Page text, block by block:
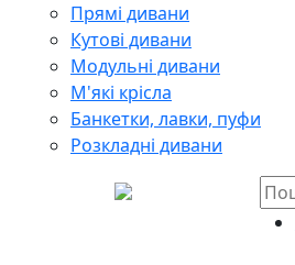
Прямі дивани
Кутові дивани
Модульні дивани
М'які крісла
Банкетки, лавки, пуфи
Розкладні дивани